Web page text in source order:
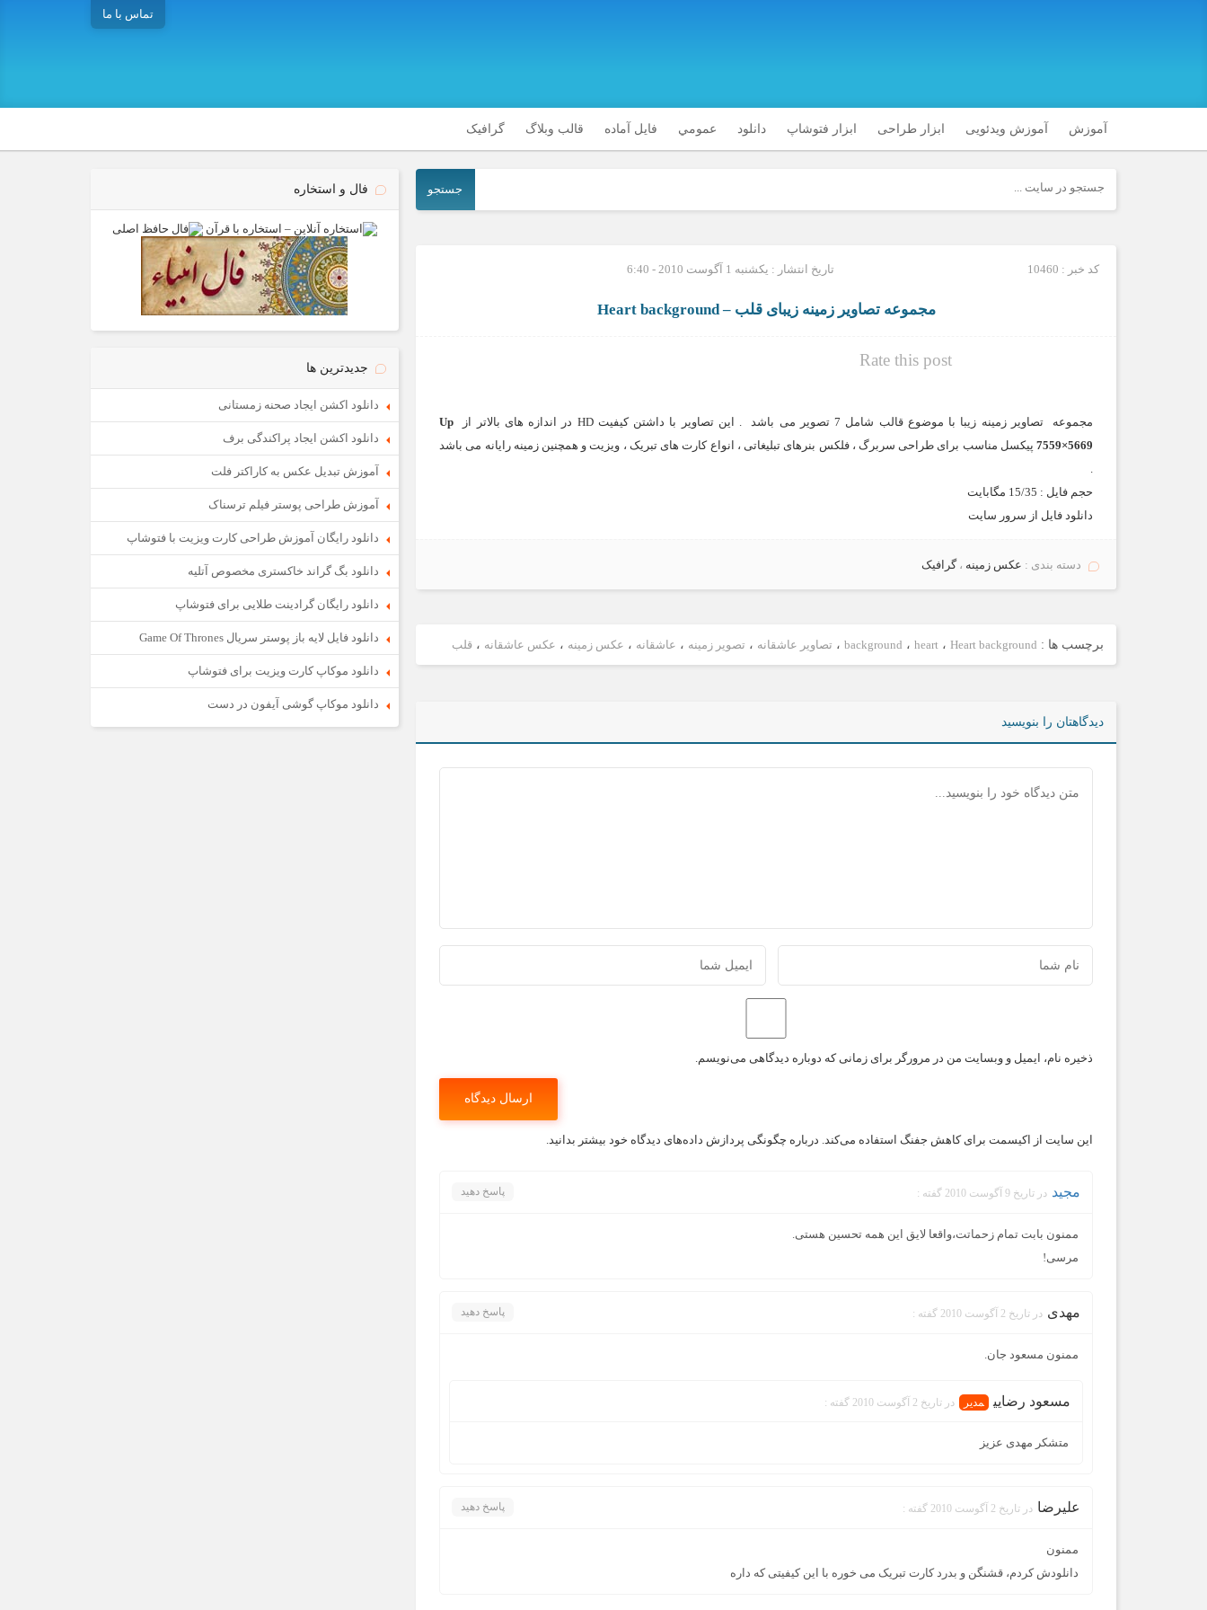
تماس با ما
آموزش آموزش ویدئویی ابزار طراحی ابزار فتوشاپ دانلود عمومي فایل آماده قالب وبلاگ گرافیک
جستجو
کد خبر : 10460 تاریخ انتشار : یکشنبه 1 آگوست 2010 - 6:40
مجموعه تصاویر زمینه زیبای قلب – Heart background
Rate this post
مجموعه تصاویر زمینه زیبا با موضوع قالب شامل 7 تصویر می باشد . این تصاویر با داشتن کیفیت HD در اندازه های بالاتر از
Up
7559×5669پیکسل مناسب برای طراحی سربرگ ، فلکس بنرهای تبلیغاتی ، انواع کارت های تبریک ، ویزیت و همچنین زمینه رایانه می باشد
.
حجم فایل : 15/35 مگابایت
دانلود فایل از سرور سایت
دسته بندی : عكس زمينه ،گرافیک
برچسب ها : background ،heart ،Heart background ، تصاویر عاشقانه ، تصویر زمینه ، عاشقانه ، عکس زمینه ، عکس عاشقانه ، قلب
دیدگاهتان را بنویسید
ذخیره نام، ایمیل و وبسایت من در مرورگر برای زمانی که دوباره دیدگاهی می‌نویسم.
این سایت از اکیسمت برای کاهش جفنگ استفاده می‌کند. درباره چگونگی پردازش داده‌های دیدگاه خود بیشتر بدانید.
مجید در تاریخ 9 آگوست 2010 گفته : پاسخ دهید
ممنون بابت تمام زحماتت،واقعا لایق این همه تحسین هستی.
مرسی!
مهدی در تاریخ 2 آگوست 2010 گفته : پاسخ دهید
ممنون مسعود جان.
مسعود رضایی در تاریخ 2 آگوست 2010 گفته :
متشکر مهدی عزیز
علیرضا در تاریخ 2 آگوست 2010 گفته : پاسخ دهید
ممنون
دانلودش کردم، قشنگن و بدرد کارت تبریک می خوره با این کیفیتی که داره
فال و استخاره
جدیدترین ها
دانلود اکشن ایجاد صحنه زمستانی
دانلود اکشن ایجاد پراکندگی برف
آموزش تبدیل عکس به کاراکتر فلت
آموزش طراحی پوستر فیلم ترسناک
دانلود رایگان آموزش طراحی کارت ویزیت با فتوشاپ
دانلود بگ گراند خاکستری مخصوص آتلیه
دانلود رایگان گرادینت طلایی برای فتوشاپ
دانلود فایل لایه باز پوستر سریال Game Of Thrones
دانلود موکاپ کارت ویزیت برای فتوشاپ
دانلود موکاپ گوشی آیفون در دست